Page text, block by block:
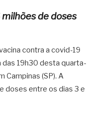
de doses
contra a covid-19
das 19h30 desta quarta-
Campinas (SP). A
doses entre os dias 3 e